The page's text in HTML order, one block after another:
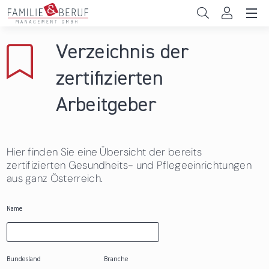
Direkt zum Inhalt
Gemeinden
Das sind wir
News & Events
Verzeichnis der
zertifizierten
Arbeitgeber
Hier finden Sie eine Übersicht der bereits
zertifizierten Gesundheits- und Pflegeeinrichtungen
aus ganz Österreich.
Name
Bundesland Branche